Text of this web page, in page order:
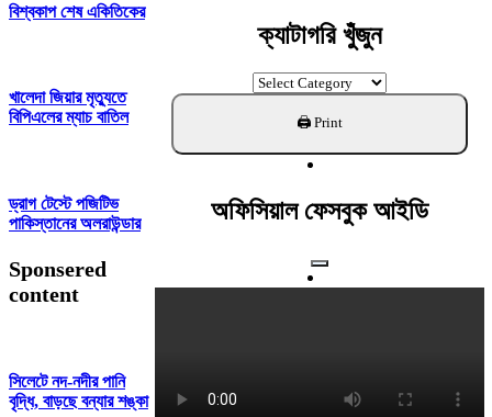
বিশ্বকাপ শেষ একিতিকের
খালেদা জিয়ার মৃত্যুতে
বিপিএলের ম্যাচ বাতিল
ড্রাগ টেস্টে পজিটিভ
পাকিস্তানের অলরাউন্ডার
Sponsered
content
সিলেটে নদ-নদীর পানি
বৃদ্ধি, বাড়ছে বন্যার শঙ্কা
ক্যাটাগরি খুঁজুন
ক্যাটাগরি
খুঁজুন
অফিসিয়াল ফেসবুক আইডি